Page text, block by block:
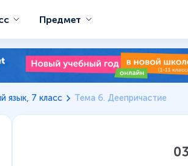
Предмет
язык, 7 класс Тема 6. Деепричастие